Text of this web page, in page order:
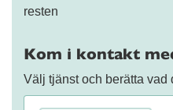
resten
Kom i kontakt
Välj tjänst och berätta vad